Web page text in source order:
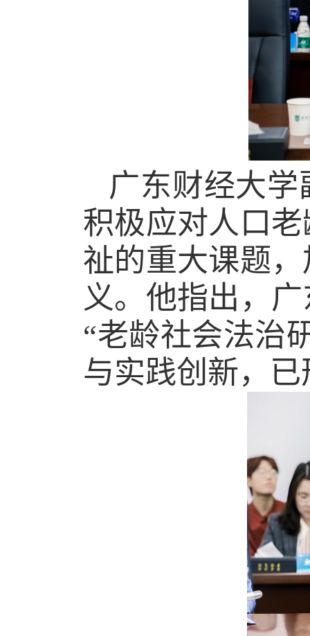
广东财经大
积极应对人口
祉的重大课题
义。他指出，
“老龄社会法治
与实践创新，